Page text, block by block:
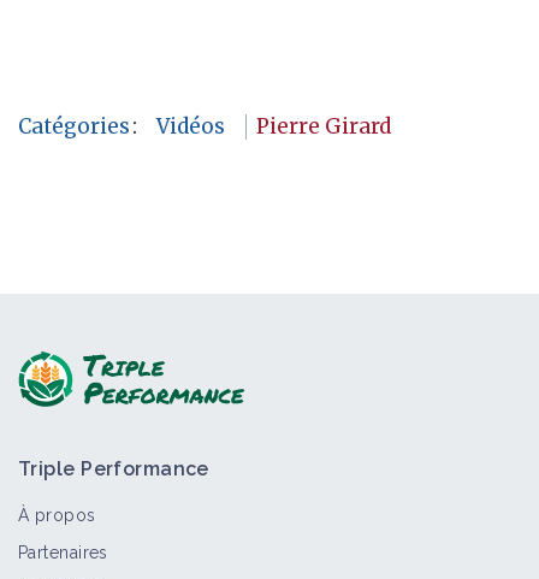
Catégories: Vidéos Pierre Girard
Triple Performance
À propos
Partenaires